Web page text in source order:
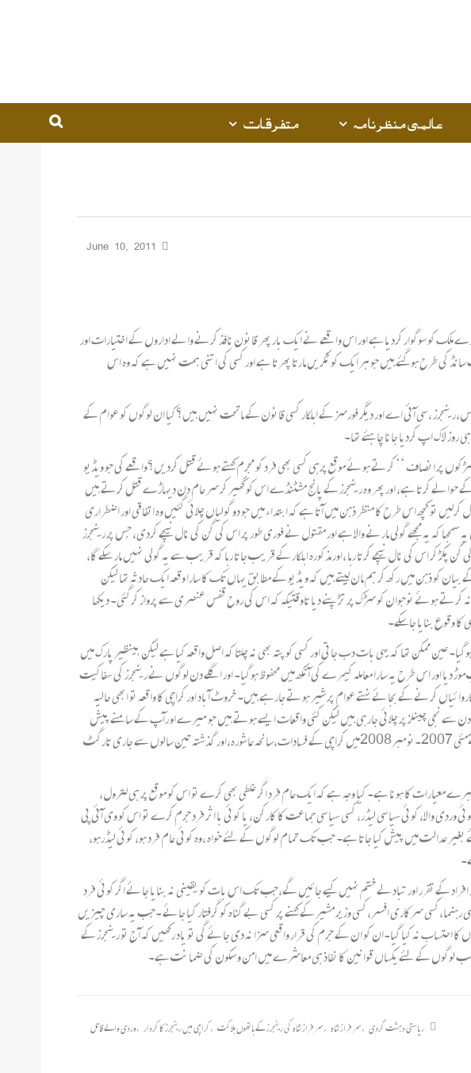
عالمی منظرنامہ متفرقات
June 10, 2011
ملک کو سوگوار کردیا ہے اور اس واقعے نے ایک بار پھر قانون نافذ کرنے والے اداروں کے اختیارات اور
کی طرح ہوگئے ہیں جو ہر ایک کو ٹکریں مارتا پھرتا ہے اور کسی کی اتنی ہمت نہیں ہے کہ وہ اس
،سی آئی اے اور دیگر فورسز کے اہلکار کسی قانون کے ماتحت نہیں ہیں؟کیا ان لوگوں کو عوام کے
روز لاک اپ کردیا جانا چاہئے تھا۔
پر انصاف ‘‘ کرتے ہوئے موقع پرہی کسی بھی فرد کو مجرم کہتے ہوئے قتل کردیں؟واقعے کی جو ویڈیو
کے حوالے کرتا ہے، اور پھر وہ رینجرز کے پانج مشٹنڈے اس کو گھیر کر سر عام دن دیہاڑے قتل کرتے ہیں
کچھ اس طرح کا منظر ذہن میں آتا ہے کہ ابتدا ء میں جو دو گولیاں چلائی گئیں وہ اتفاقی اور اضطراری
کہ یہ مجھے گولی مارنے والا ہے اور مقتول نے فوری طور پر اس کی گن کی نال نیچے کردی، جس پر رینجرز
کر اس کی نال نیچے کرتا رہا ،اور مذکورہ اہلکار کے قریب جاتا رہا کہ قریب سے یہ گولی نہیں مار سکے گا،
کو ذہن میں رکھ کر ہم مان لیتے ہیں کہ ویڈیو کے مطابق یہاں تک کا سارا وقعہ ایک حادثہ تھا لیکن
کرتے ہوئے نوجوان کو سڑک پر تڑپنے دیا تاوقتیکہ کہ اس کی روح قفس عنصری سے پرواز کرگئی۔ دیکھا
کا وقوع بنایا جاسکے۔
ممکن تھا کہ یہی بات دب جاتی اور کسی کو پتہ بھی نہ چلتا کہ اصل واقعہ کیا ہے لیکن بینظیر پارک میں
اس طرح یہ سارا معاملہ کیمرے کی آنکھ میں محفوظ ہوگیا۔ اور اگلے دن لوگوں نے رینجرز کی سفاکیت
کرنے کے بجائے نہتے عوام پر شیر ہوتے جارہے ہیں۔ خروٹ آباد اور کراچی کا واقعہ تو ابھی حالیہ
سے نجی چینلز پر چلائی جارہی ہیں لیکن کئی واقعات ایسے ہوتے ہیں جو میرے او رآپ کے سامنے پیش
ہوتے ہیں لیکن جو کیمرے کی آنکھ سے اوجھل رہ جاتے ہیں ۔اس لئے ان کا کہیں کوئی ذکر نہیں ملتا۔یہی رینجرز اور پولیس 12مئی 2004،12مئی 2007۔نومبر2008میں کراچی کے فسادات،سانحہ عاشورہ،اور گذشتہ تین سالوں سے جاری تارگٹ
معیارات کا ہونا ہے۔ کیا وجہ ہے کہ ایک عام فرد اگر غلطی بھی کرے تو اس کو موقع پر ہی لترول،
والا، کوئی سیاسی لیڈر، کسی سیاسی جماعت کا کارکن، یا کوئی با اثر فرد جرم کرے تو اس کو وی آئی پی
عدالت میں پیش کیا جاتا ہے۔ جب تک تمام لوگوں کے لئے خواہ ،وہ کوئی عام فرد ہو، کوئی لیڈرہو،
کے تقرر اور تبادلے ختم نہیں کیے جائیں گے،جب تک اس بات کو یقینی نہ بنایا جائے اگر کوئی فرد
سرکاری افسر،کسی وزیر مشیر کے کہنے پر کسی بے گناہ کو گرفتار کیا جائے ۔جب یہ ساری چیزیں
نہ کیا گیا۔ان کو ان کے جرم کی قرار واقعی سزا نہ دی جائے گی تو یاد رکھیں کہ آج تو رینجرز کے
سب لوگوں کے لئے یکساں قوانین کا نفاذ ہی معاشرے میں امن و سکون کی ضمانت ہے۔
ریاستی دہشت گردی ,سرفراز شاہ ,سرفراز شاہ کی رینجرز کے ہاتھوں ہلاکت ,کراچی میں رینجرز کا کردار ,وردی والے قاتل